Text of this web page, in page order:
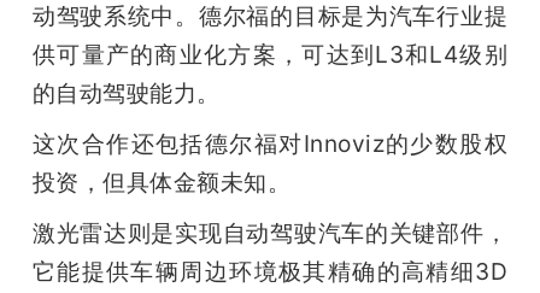
专
题
搞
动驾驶系统中。德尔福的目标是为汽车行业提
供可量产的商业化方案，可达到L3和L4级别
的自动驾驶能力。
这次合作还包括德尔福对Innoviz的少数股权
投资，但具体金额未知。
激光雷达则是实现自动驾驶汽车的关键部件，
它能提供车辆周边环境极其精确的高精细3D